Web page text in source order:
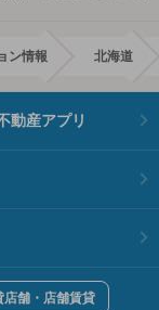
ン情報 北海道
動産アプリ
店舗・店舗賃貸